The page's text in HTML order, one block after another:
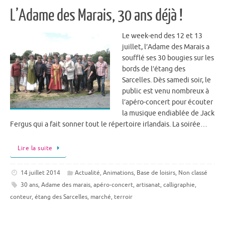
L’Adame des Marais, 30 ans déjà !
Le week-end des 12 et 13
juillet, l’Adame des Marais a
soufflé ses 30 bougies sur les
bords de l’étang des
Sarcelles. Dès samedi soir, le
public est venu nombreux à
l’apéro-concert pour écouter
la musique endiablée de Jack
Fergus qui a fait sonner tout le répertoire irlandais. La soirée…
Lire la suite
14 juillet 2014 Actualité,Animations, Base de loisirs, Non classé
30 ans, Adame des marais, apéro-concert, artisanat, calligraphie,
conteur, étang des Sarcelles, marché, terroir